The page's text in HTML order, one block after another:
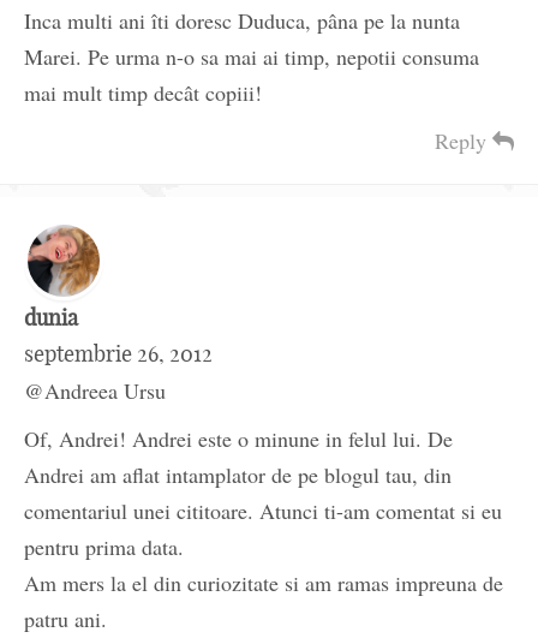
Inca multi ani îti doresc Duduca, pâna pe la nunta
Marei. Pe urma n-o sa mai ai timp, nepotii consuma
mai mult timp decât copiii!
Reply
dunia
septembrie 26, 2012
@Andreea Ursu
Of, Andrei! Andrei este o minune in felul lui. De
Andrei am aflat intamplator de pe blogul tau, din
comentariul unei cititoare. Atunci ti-am comentat si eu
pentru prima data.
Am mers la el din curiozitate si am ramas impreuna de
patru ani.